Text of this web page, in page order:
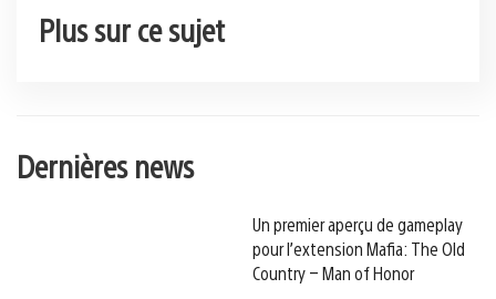
Plus sur ce sujet
Dernières news
Un premier aperçu de gameplay
pour l’extension Mafia: The Old
Country – Man of Honor